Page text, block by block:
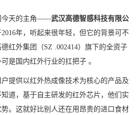
今天的主角——武汉高德智感科技有限公
年，听起来很年轻，但它的背景可不
红外集团（SZ .002414）旗下的全资子
是国内红外行业的扛把子 。
提供以红外热成像技术为核心的产品及
道，基于自主研发的红外芯片，他们实
。这就好比别人还在用昂贵的进口食材